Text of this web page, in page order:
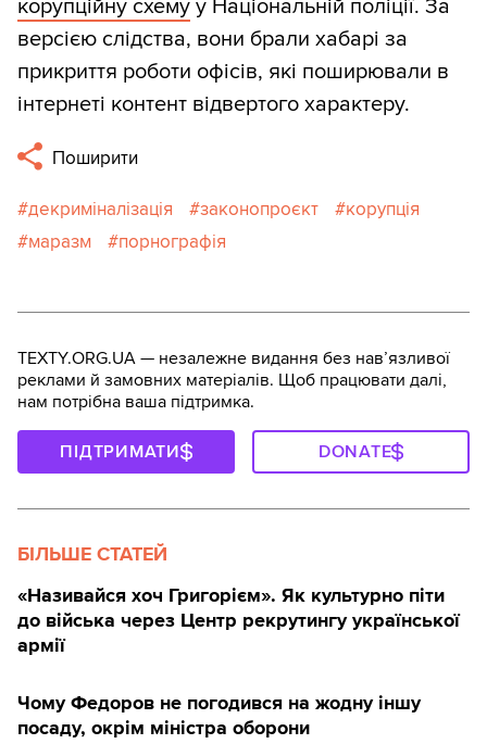
корупційну схему у Національній поліції. За
версією слідства, вони брали хабарі за
прикриття роботи офісів, які поширювали в
інтернеті контент відвертого характеру.
Поширити
декриміналізація законопроєкт
корупція
маразм
порнографія
TEXTY.ORG.UA — незалежне видання без навʼязливої
реклами й замовних матеріалів. Щоб працювати далі,
нам потрібна ваша підтримка.
ПІДТРИМАТИ DONATE
БІЛЬШЕ СТАТЕЙ
«Називайся хоч Григорієм». Як культурно піти
до війська через Центр рекрутингу української
армії
Чому Федоров не погодився на жодну іншу
посаду, окрім міністра оборони